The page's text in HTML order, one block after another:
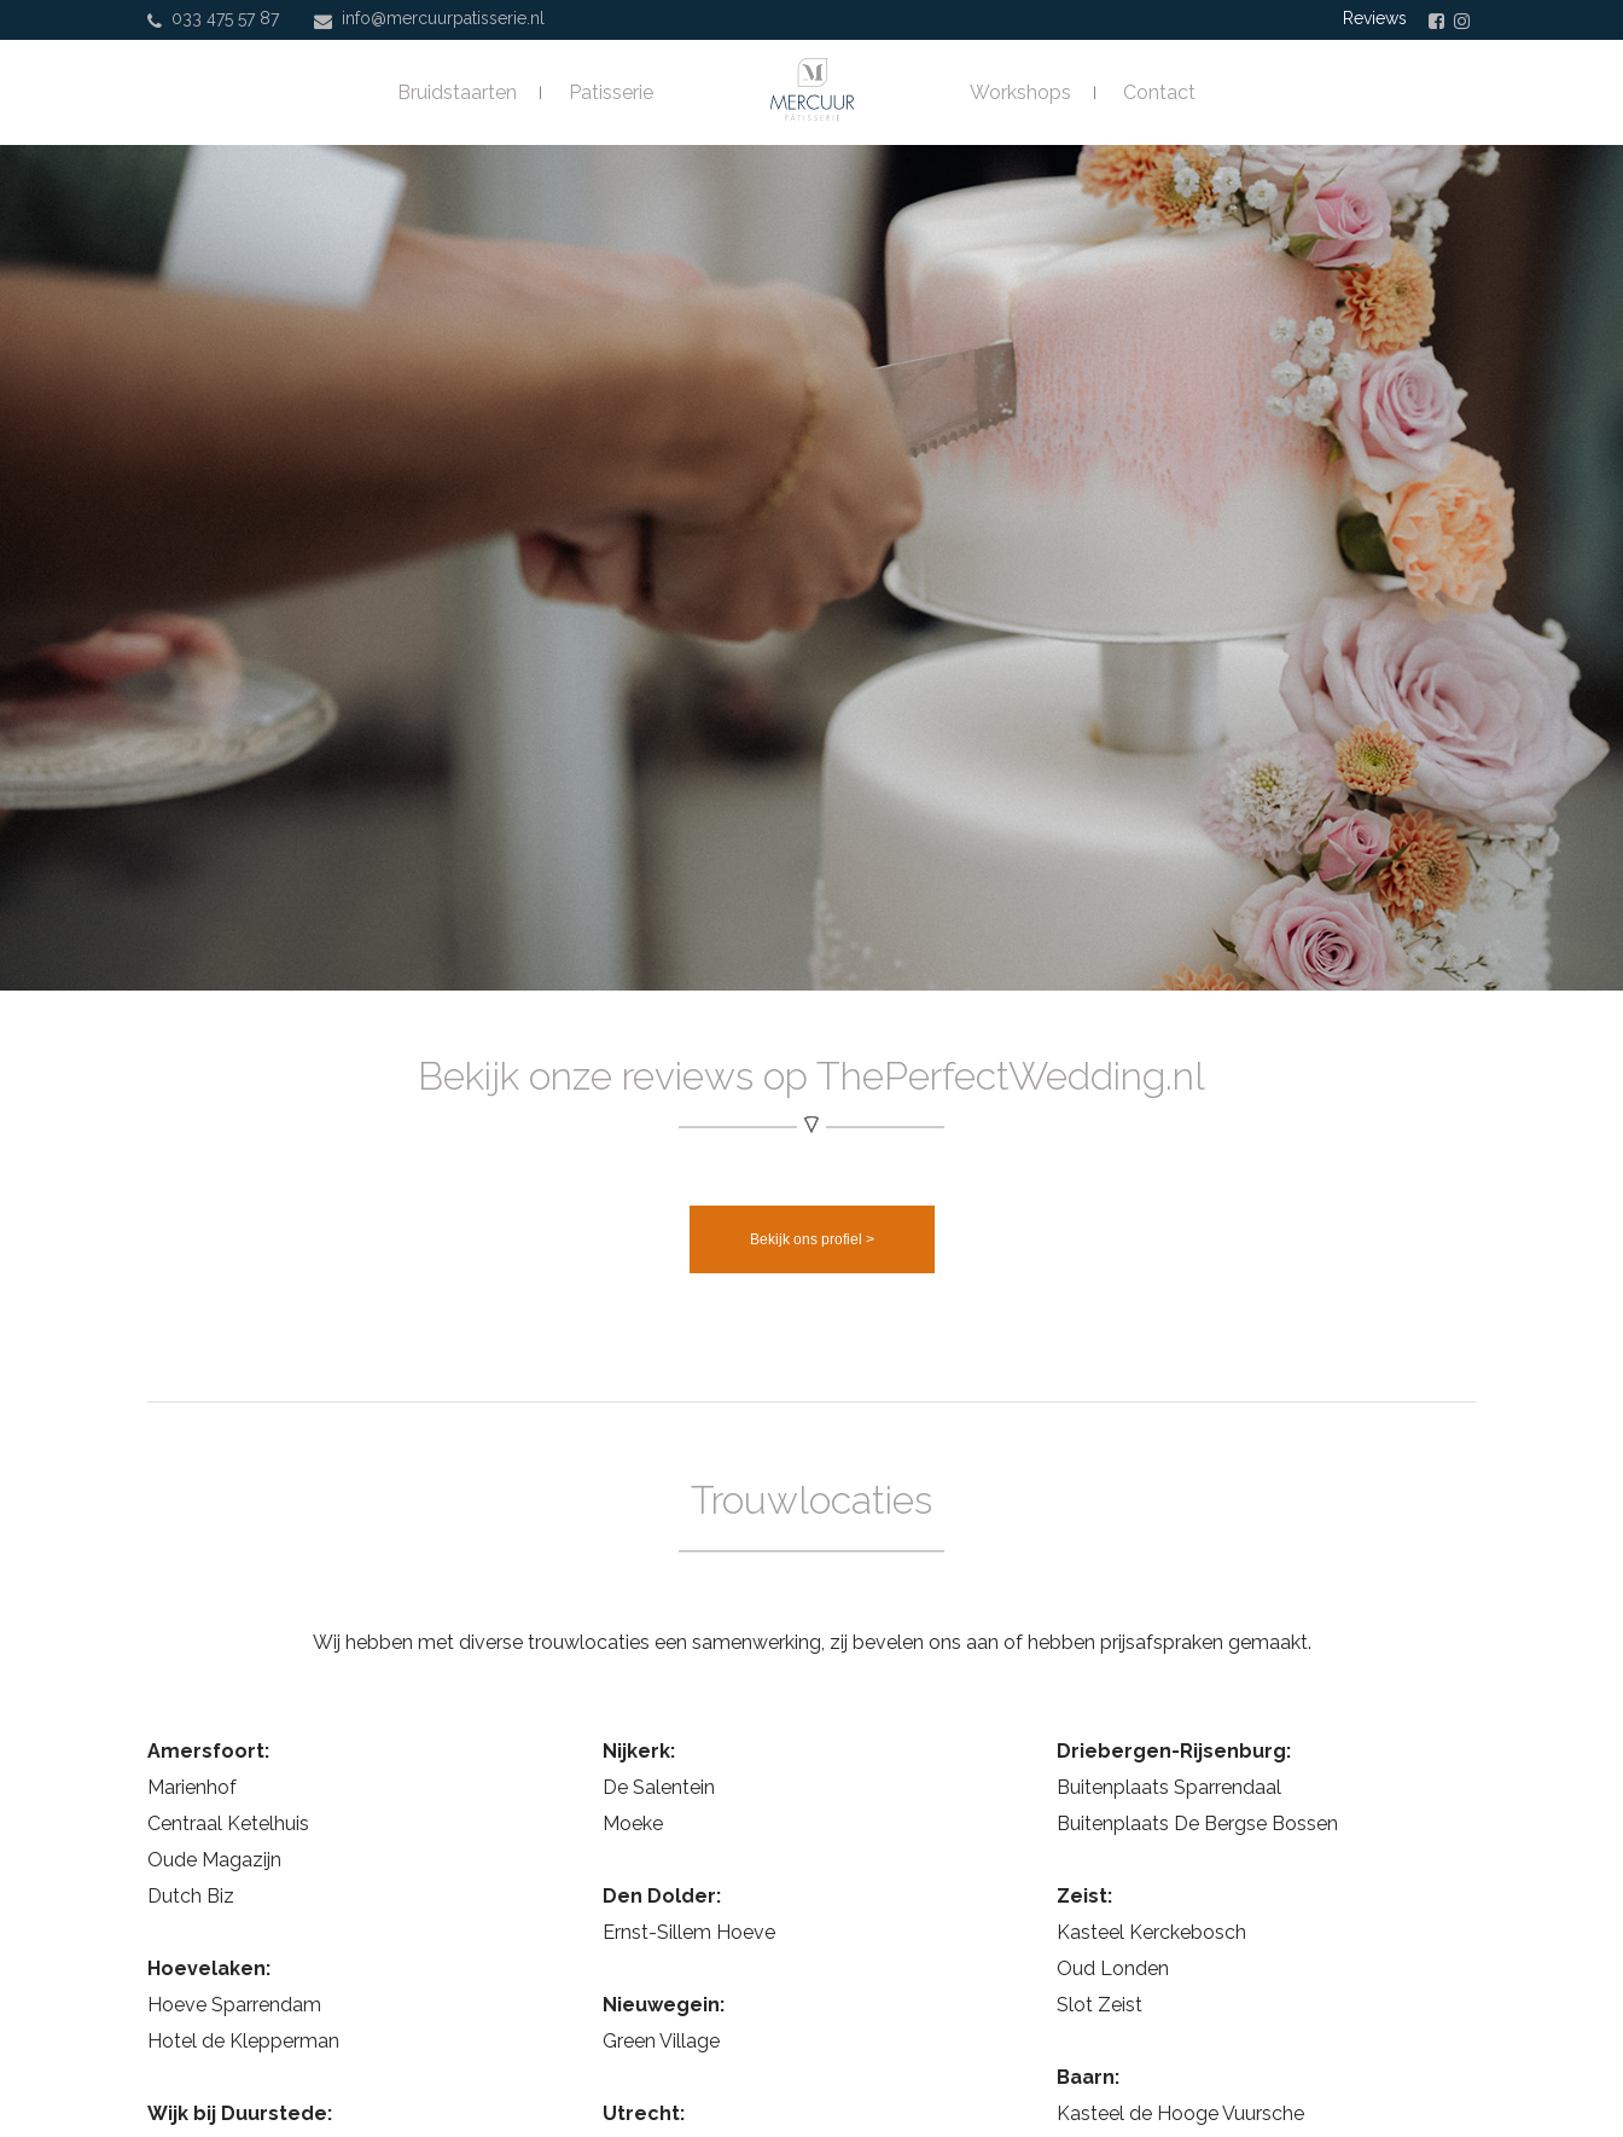
033 475 57 87 info@mercuurpatisserie.nl Reviews
Bruidstaarten Patisserie Workshops Contact
Bekijk onze reviews op ThePerfectWedding.nl
Bekijk ons profiel >
Trouwlocaties
Wij hebben met diverse trouwlocaties een samenwerking, zij bevelen ons aan of hebben prijsafspraken gemaakt.
Amersfoort:
Marienhof
Centraal Ketelhuis
Oude Magazijn
Dutch Biz
Hoevelaken:
Hoeve Sparrendam
Hotel de Klepperman
Wijk bij Duurstede:
Nijkerk:
De Salentein
Moeke
Den Dolder:
Ernst-Sillem Hoeve
Nieuwegein:
Green Village
Utrecht:
Driebergen-Rijsenburg:
Buitenplaats Sparrendaal
Buitenplaats De Bergse Bossen
Zeist:
Kasteel Kerckebosch
Oud Londen
Slot Zeist
Baarn:
Kasteel de Hooge Vuursche